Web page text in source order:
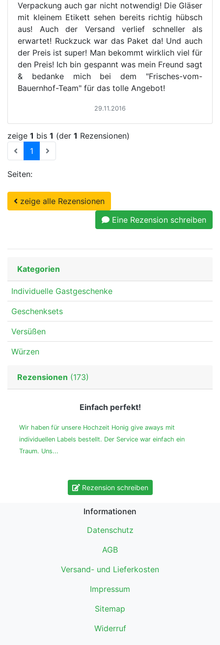
Verpackung auch gar nicht notwendig! Die Gläser
mit kleinem Etikett sehen bereits richtig hübsch
aus! Auch der Versand verlief schneller als
erwartet! Ruckzuck war das Paket da! Und auch
der Preis ist super! Man bekommt wirklich viel für
den Preis! Ich bin gespannt was mein Freund sagt
& bedanke mich bei dem "Frisches-vom-
Bauernhof-Team" für das tolle Angebot!
29.11.2016
zeige 1 bis 1 (der 1 Rezensionen)
1 (current)
Seiten:
zeige alle Rezensionen
Eine Rezension schreiben
Kategorien
Individuelle Gastgeschenke
Geschenksets
Versüßen
Würzen
Rezensionen (173)
Einfach perfekt!
Wir haben für unsere Hochzeit Honig give aways mit
individuellen Labels bestellt. Der Service war einfach ein
Traum. Uns...
Rezension schreiben
Informationen
Datenschutz
AGB
Versand- und Lieferkosten
Impressum
Sitemap
Widerruf